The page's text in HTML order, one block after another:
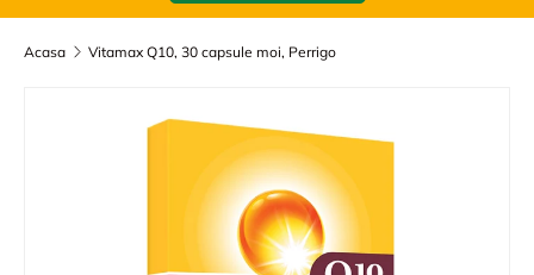
Acasa Vitamax Q10, 30 capsule moi, Perrigo